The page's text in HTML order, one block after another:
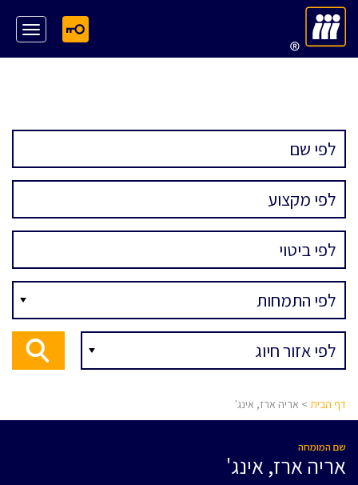
דף הבית > אריה ארז, אינג'
שם המומחה
אריה ארז, אינג'